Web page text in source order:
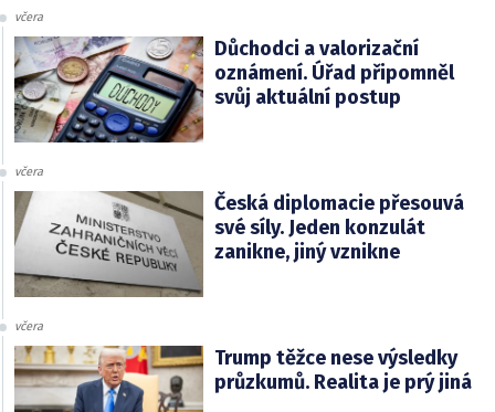
včera
Důchodci a valorizační
oznámení. Úřad připomněl
svůj aktuální postup
včera
Česká diplomacie přesouvá
své síly. Jeden konzulát
zanikne, jiný vznikne
včera
Trump těžce nese výsledky
průzkumů. Realita je prý jiná